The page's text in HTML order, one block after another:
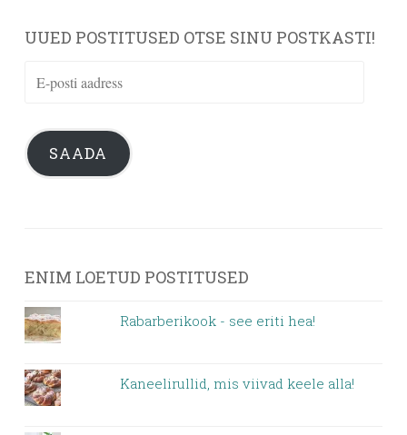
UUED POSTITUSED OTSE SINU POSTKASTI!
E-
aadress
SAADA
ENIM LOETUD POSTITUSED
Rabarberikook - see eriti hea!
Kaneelirullid, mis viivad keele alla!